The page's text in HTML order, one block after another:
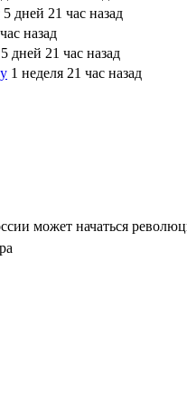
5 дней 21 час назад
назад
5 дней 21 час назад
1 неделя 21 час назад
может начаться